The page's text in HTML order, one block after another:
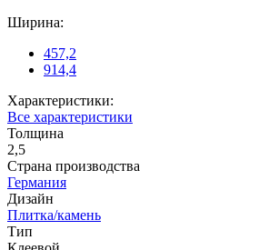
Ширина:
457,2
914,4
Характеристики:
Все характеристики
Толщина
2,5
Страна производства
Германия
Дизайн
Плитка/камень
Тип